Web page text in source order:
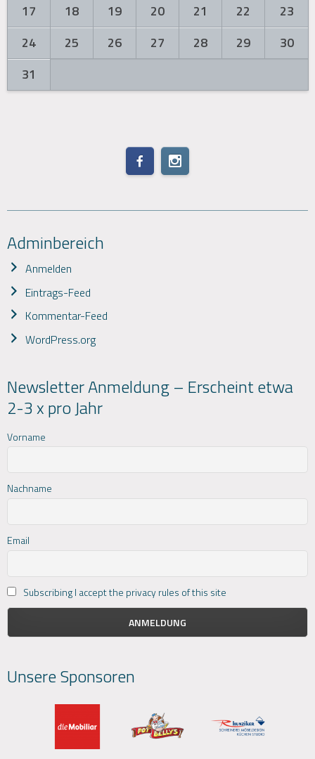
17
18 19 20 21 22
23
24
25 26 27 28 29
30
31
Adminbereich
Anmelden
Eintrags-Feed
Kommentar-Feed
WordPress.org
Newsletter Anmeldung – Erscheint etwa
2-3 x pro Jahr
Vorname
Nachname
Email
Subscribing I accept the privacy rules of this site
Unsere Sponsoren